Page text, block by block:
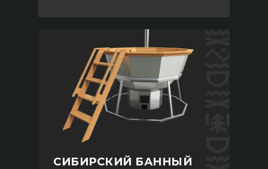
СИБИРСКИЙ БАННЫЙ